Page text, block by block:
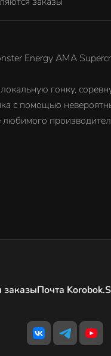
Energy AMA
гонку,
с помощью
заказыПочта